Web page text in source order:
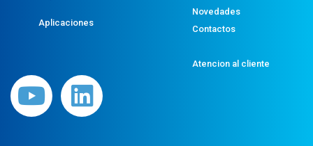
Aplicaciones
Novedades
Contactos
Atencion al cliente